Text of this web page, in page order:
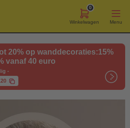
0
Winkelwagen Menu
20% op wanddecoraties:15%
vanaf 40 euro
-